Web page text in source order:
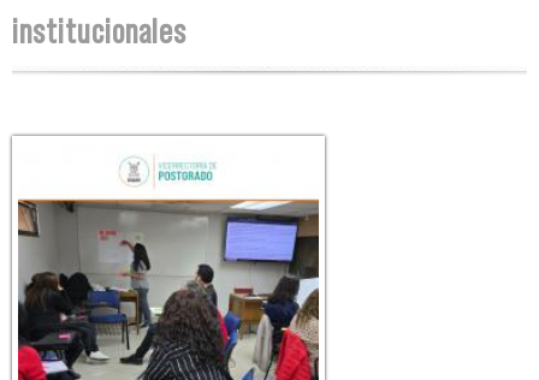
institucionales